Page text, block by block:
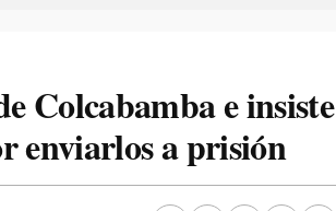
Colcabamba e insiste
enviarlos a prisión